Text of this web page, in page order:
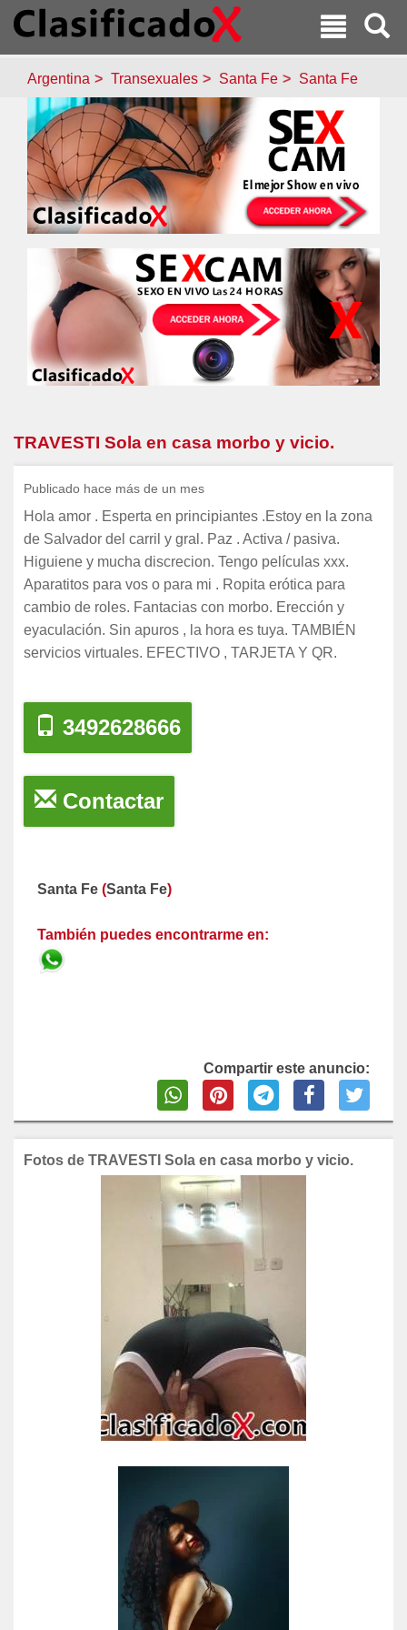
Argentina Transexuales Santa Fe Santa Fe
TRAVESTI Sola en casa morbo y vicio.
Publicado hace más de un mes
Hola amor . Esperta en principiantes .Estoy en la zona
de Salvador del carril y gral. Paz . Activa / pasiva.
Higuiene y mucha discrecion. Tengo películas xxx.
Aparatitos para vos o para mi . Ropita erótica para
cambio de roles. Fantacias con morbo. Erección y
eyaculación. Sin apuros , la hora es tuya. TAMBIÉN
servicios virtuales. EFECTIVO , TARJETA Y QR.
3492628666
Contactar
Santa Fe (Santa Fe)
También puedes encontrarme en:
Compartir este anuncio:
Fotos de TRAVESTI Sola en casa morbo y vicio.